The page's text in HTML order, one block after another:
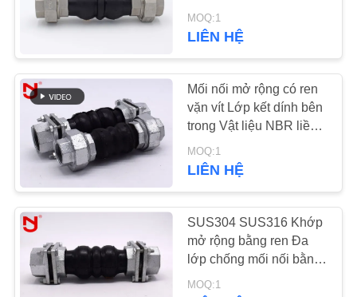
CHÍNH
SÁCH
BẢO
MẬT
bằng nhau Vải dây
nylon
MOQ:1
LIÊN HỆ
Mối nối mở rộng có ren
vặn vít Lớp kết dính bên
trong Vật liệu NBR liền
mạch
MOQ:1
LIÊN HỆ
SUS304 SUS316 Khớp
mở rộng bằng ren Đa
lớp chống mối nối bằng
kim loại
MOQ:1